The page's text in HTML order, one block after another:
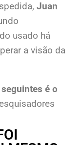
Juan
usado há
a visão da
é o